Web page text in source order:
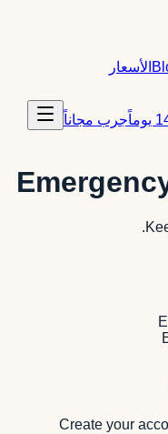
الأسعار
جرب مجاناً
Create your